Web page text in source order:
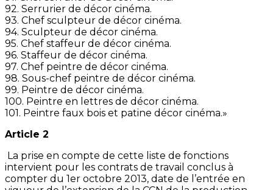
92. Serrurier de décor cinéma.
93. Chef sculpteur de décor cinéma.
94. Sculpteur de décor cinéma.
95. Chef staffeur de décor cinéma.
96. Staffeur de décor cinéma.
97. Chef peintre de décor cinéma.
98. Sous-chef peintre de décor cinéma.
99. Peintre de décor cinéma.
100. Peintre en lettres de décor cinéma.
101. Peintre faux bois et patine décor cinéma.»
Article 2
La prise en compte de cette liste de fonctions
intervient pour les contrats de travail conclus à
compter du 1er octobre 2013, date de l’entrée en